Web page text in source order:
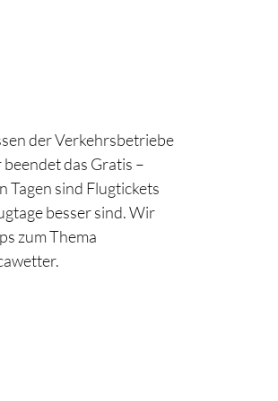
der Verkehrsbetriebe
das Gratis –
Tagen sind Flugtickets
besser sind. Wir
zum Thema